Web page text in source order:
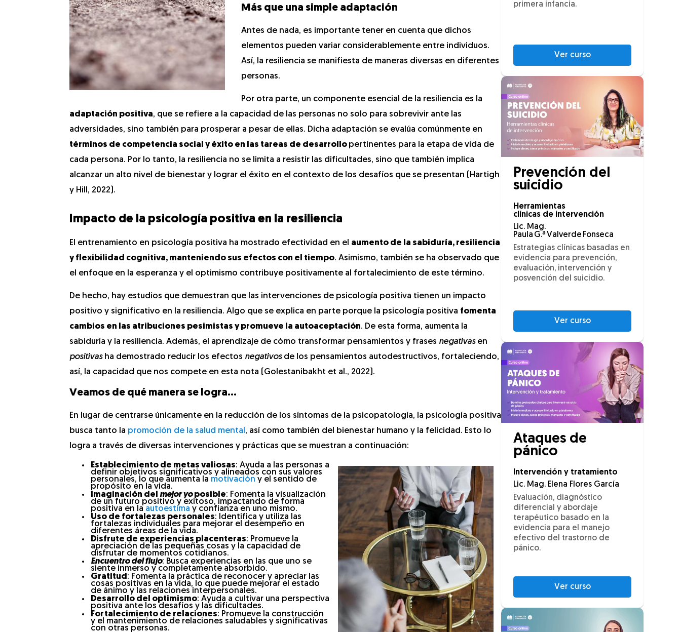
Más que una simple adaptación
Antes de nada, es importante tener en cuenta que dichos
elementos pueden variar considerablemente entre individuos.
Así, la resiliencia se manifiesta de maneras diversas en diferentes
personas.
Por otra parte, un componente esencial de la resiliencia es la
adaptación positiva, que se refiere a la capacidad de las personas no solo para sobrevivir ante las
adversidades, sino también para prosperar a pesar de ellas. Dicha adaptación se evalúa comúnmente en
términos de competencia social y éxito en las tareas de desarrollo pertinentes para la etapa de vida de
cada persona. Por lo tanto, la resiliencia no se limita a resistir las dificultades, sino que también implica
alcanzar un alto nivel de bienestar y lograr el éxito en el contexto de los desafíos que se presentan (Hartigh
y Hill, 2022).
Impacto de la psicología positiva en la resiliencia
El entrenamiento en psicología positiva ha mostrado efectividad en el aumento de la sabiduría, resiliencia
y flexibilidad cognitiva, manteniendo sus efectos con el tiempo. Asimismo, también se ha observado que
el enfoque en la esperanza y el optimismo contribuye positivamente al fortalecimiento de este término.
De hecho, hay estudios que demuestran que las intervenciones de psicología positiva tienen un impacto
positivo y significativo en la resiliencia. Algo que se explica en parte porque la psicología positiva fomenta
cambios en las atribuciones pesimistas y promueve la autoaceptación. De esta forma, aumenta la
sabiduría y la resiliencia. Además, el aprendizaje de cómo transformar pensamientos y frases negativasen
positivasha demostrado reducir los efectos negativosde los pensamientos autodestructivos, fortaleciendo,
así, la capacidad que nos compete en esta nota (Golestanibakht et al., 2022).
Veamos de qué manera se logra…
En lugar de centrarse únicamente en la reducción de los síntomas de la psicopatología, la psicología positiva
busca tanto la promoción de la salud mental , así como también del bienestar humano y la felicidad. Esto lo
logra a través de diversas intervenciones y prácticas que se muestran a continuación:
Establecimiento de metas valiosas: Ayuda a las personas a
definir objetivos significativos y alineados con sus valores
personales, lo que aumenta la motivación y el sentido de
propósito en la vida.
Imaginación del mejor yoposible: Fomenta la visualización
de un futuro positivo y exitoso, impactando de forma
positiva en la autoestima y confianza en uno mismo.
Uso de fortalezas personales: Identifica y utiliza las
fortalezas individuales para mejorar el desempeño en
diferentes áreas de la vida.
Disfrute de experiencias placenteras: Promueve la
apreciación de las pequeñas cosas y la capacidad de
disfrutar de momentos cotidianos.
Encuentro del flujo: Busca experiencias en las que uno se
siente inmerso y completamente absorbido.
Gratitud : Fomenta la práctica de reconocer y apreciar las
cosas positivas en la vida, lo que puede mejorar el estado
de ánimo y las relaciones interpersonales.
Desarrollo del optimismo: Ayuda a cultivar una perspectiva
positiva ante los desafíos y las dificultades.
Fortalecimiento de relaciones: Promueve la construcción
y el mantenimiento de relaciones saludables y significativas
con otras personas.
primera infancia.
Ver curso
Prevención del
suicidio
Herramientas
clínicas de intervención
Lic. Mag.
Paula G.ª Valverde Fonseca
Estrategias clínicas basadas en
evidencia para prevención,
evaluación, intervención y
posvención del suicidio.
Ver curso
Ataques de
pánico
Intervención y tratamiento
Lic. Mag. Elena Flores García
Evaluación, diagnóstico
diferencial y abordaje
terapéutico basado en la
evidencia para el manejo
efectivo del trastorno de
pánico.
Ver curso